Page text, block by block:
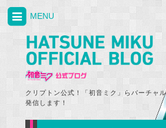
クリプトン公式！「初音ミク」らバーチャ
発信します！
MENU